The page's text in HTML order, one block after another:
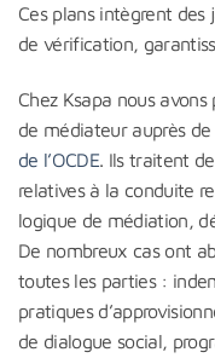
Ces plans intègrent des
de vérification,
Chez Ksapa nous
de médiateur auprès
de l’OCDE. Ils traitent
relatives à la conduite
logique de médiation,
De nombreux cas ont
toutes les parties :
pratiques
de dialogue social,